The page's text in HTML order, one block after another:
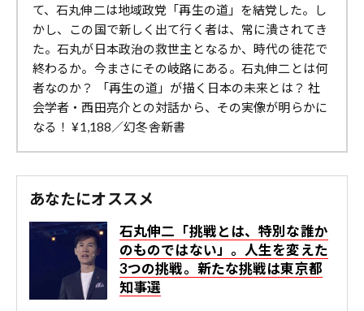
て、石丸伸二は地域政党「再生の道」を結党した。し
かし、この国で新しく出て行く者は、常に潰されてき
た。石丸が日本政治の救世主となるか、時代の徒花で
終わるか。今まさにその岐路にある。石丸伸二とは何
者なのか？ 「再生の道」が描く日本の未来とは？ 社
会学者・西田亮介との対話から、その実像が明らかに
なる！ ¥1,188／幻冬舎新書
あなたにオススメ
石丸伸二「挑戦とは、特別な誰か
のものではない」。人生を変えた
3つの挑戦。新たな挑戦は東京都
知事選